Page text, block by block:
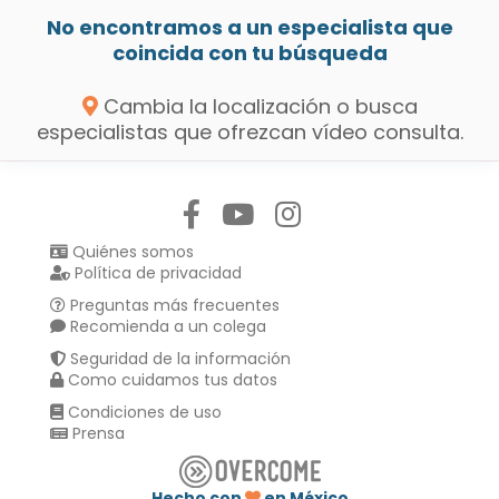
No encontramos a un especialista que
coincida con tu búsqueda
Cambia la localización o busca
especialistas que ofrezcan vídeo consulta.
Quiénes somos
Política de privacidad
Preguntas más frecuentes
Recomienda a un colega
Seguridad de la información
Como cuidamos tus datos
Condiciones de uso
Prensa